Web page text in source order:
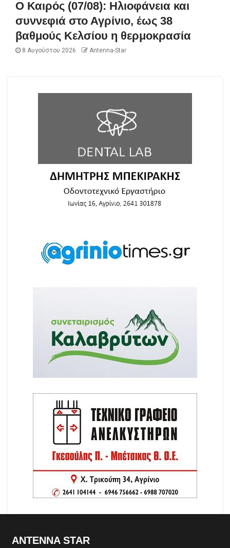
Ο Καιρός (07/08): Ηλιοφάνεια και
συννεφιά στο Αγρίνιο, έως 38
βαθμούς Κελσίου η θερμοκρασία
8 Αυγούστου 2026 Antenna-Star
ANTENNA STAR